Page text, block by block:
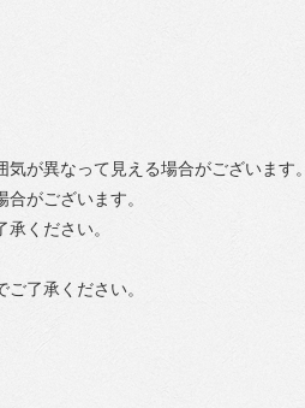
が異なって見える場合がございます。
がございます。
ください。
了承ください。